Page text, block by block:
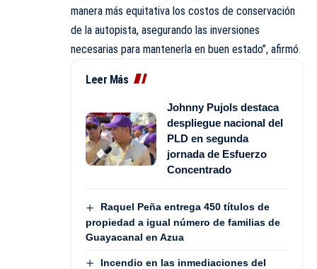
manera más equitativa los costos de conservación
de la autopista, asegurando las inversiones
necesarias para mantenerla en buen estado”, afirmó.
Leer Más
Johnny Pujols destaca
despliegue nacional del
PLD en segunda
jornada de Esfuerzo
Concentrado
Raquel Peña entrega 450 títulos de
propiedad a igual número de familias de
Guayacanal en Azua
Incendio en las inmediaciones del